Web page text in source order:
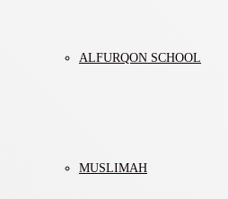
ALFURQON SCHOOL
MUSLIMAH